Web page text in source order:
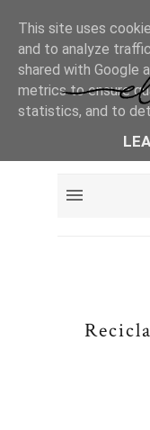
This site uses
and to analyze
shared with Google
metrics to ensure
statistics, and to